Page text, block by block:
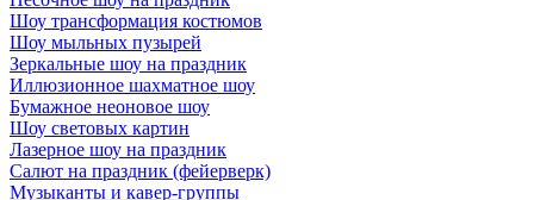
Шоу трансформация костюмов
Шоу мыльных пузырей
Зеркальные шоу на праздник
Иллюзионное шахматное шоу
Бумажное неоновое шоу
Шоу световых картин
Лазерное шоу на праздник
Салют на праздник (фейерверк)
Музыканты и кавер-группы